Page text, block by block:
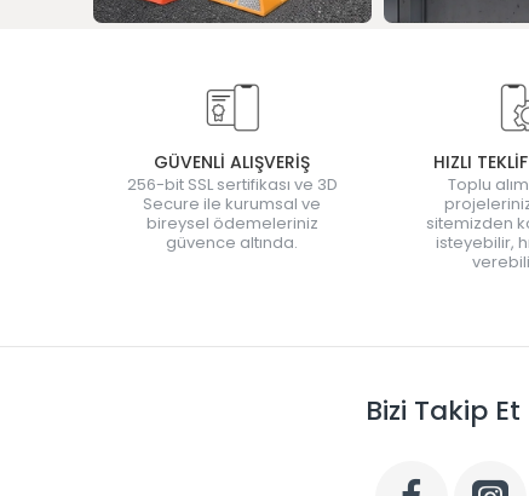
GÜVENLİ ALIŞVERİŞ
256-bit SSL sertifikası ve 3D
Secure ile kurumsal ve
bireysel ödemeleriniz
güvence altında.
HIZLI
Toplu
sitemizden
isteyebilir,
Bizi Takip Et